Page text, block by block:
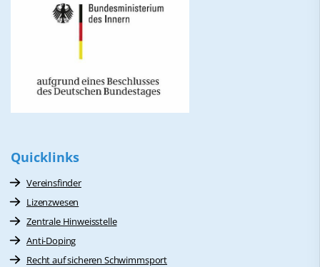
Quicklinks
Vereinsfinder
Lizenzwesen
Zentrale Hinweisstelle
Anti-Doping
Recht auf sicheren Schwimmsport